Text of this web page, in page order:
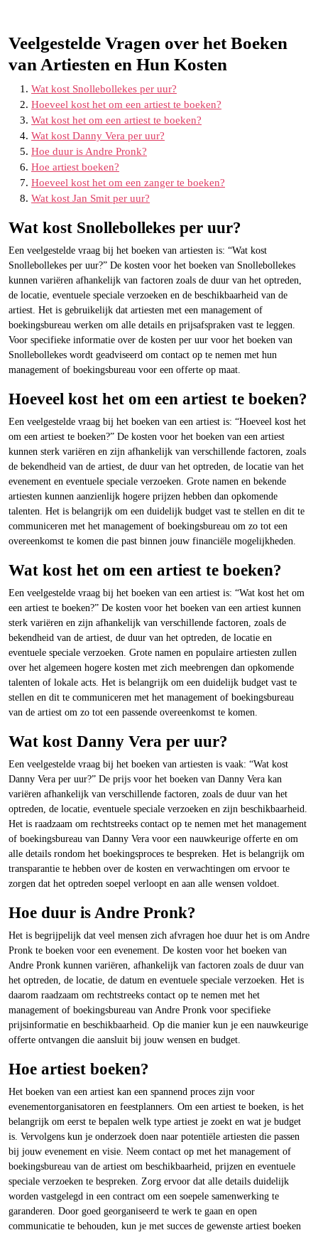
Veelgestelde Vragen over het Boeken
van Artiesten en Hun Kosten
Wat kost Snollebollekes per uur?
Hoeveel kost het om een artiest te boeken?
Wat kost het om een artiest te boeken?
Wat kost Danny Vera per uur?
Hoe duur is Andre Pronk?
Hoe artiest boeken?
Hoeveel kost het om een zanger te boeken?
Wat kost Jan Smit per uur?
Wat kost Snollebollekes per uur?
Een veelgestelde vraag bij het boeken van artiesten is: “Wat kost
Snollebollekes per uur?” De kosten voor het boeken van Snollebollekes
kunnen variëren afhankelijk van factoren zoals de duur van het optreden,
de locatie, eventuele speciale verzoeken en de beschikbaarheid van de
artiest. Het is gebruikelijk dat artiesten met een management of
boekingsbureau werken om alle details en prijsafspraken vast te leggen.
Voor specifieke informatie over de kosten per uur voor het boeken van
Snollebollekes wordt geadviseerd om contact op te nemen met hun
management of boekingsbureau voor een offerte op maat.
Hoeveel kost het om een artiest te boeken?
Een veelgestelde vraag bij het boeken van een artiest is: “Hoeveel kost het
om een artiest te boeken?” De kosten voor het boeken van een artiest
kunnen sterk variëren en zijn afhankelijk van verschillende factoren, zoals
de bekendheid van de artiest, de duur van het optreden, de locatie van het
evenement en eventuele speciale verzoeken. Grote namen en bekende
artiesten kunnen aanzienlijk hogere prijzen hebben dan opkomende
talenten. Het is belangrijk om een duidelijk budget vast te stellen en dit te
communiceren met het management of boekingsbureau om zo tot een
overeenkomst te komen die past binnen jouw financiële mogelijkheden.
Wat kost het om een artiest te boeken?
Een veelgestelde vraag bij het boeken van een artiest is: “Wat kost het om
een artiest te boeken?” De kosten voor het boeken van een artiest kunnen
sterk variëren en zijn afhankelijk van verschillende factoren, zoals de
bekendheid van de artiest, de duur van het optreden, de locatie en
eventuele speciale verzoeken. Grote namen en populaire artiesten zullen
over het algemeen hogere kosten met zich meebrengen dan opkomende
talenten of lokale acts. Het is belangrijk om een duidelijk budget vast te
stellen en dit te communiceren met het management of boekingsbureau
van de artiest om zo tot een passende overeenkomst te komen.
Wat kost Danny Vera per uur?
Een veelgestelde vraag bij het boeken van artiesten is vaak: “Wat kost
Danny Vera per uur?” De prijs voor het boeken van Danny Vera kan
variëren afhankelijk van verschillende factoren, zoals de duur van het
optreden, de locatie, eventuele speciale verzoeken en zijn beschikbaarheid.
Het is raadzaam om rechtstreeks contact op te nemen met het management
of boekingsbureau van Danny Vera voor een nauwkeurige offerte en om
alle details rondom het boekingsproces te bespreken. Het is belangrijk om
transparantie te hebben over de kosten en verwachtingen om ervoor te
zorgen dat het optreden soepel verloopt en aan alle wensen voldoet.
Hoe duur is Andre Pronk?
Het is begrijpelijk dat veel mensen zich afvragen hoe duur het is om Andre
Pronk te boeken voor een evenement. De kosten voor het boeken van
Andre Pronk kunnen variëren, afhankelijk van factoren zoals de duur van
het optreden, de locatie, de datum en eventuele speciale verzoeken. Het is
daarom raadzaam om rechtstreeks contact op te nemen met het
management of boekingsbureau van Andre Pronk voor specifieke
prijsinformatie en beschikbaarheid. Op die manier kun je een nauwkeurige
offerte ontvangen die aansluit bij jouw wensen en budget.
Hoe artiest boeken?
Het boeken van een artiest kan een spannend proces zijn voor
evenementorganisatoren en feestplanners. Om een artiest te boeken, is het
belangrijk om eerst te bepalen welk type artiest je zoekt en wat je budget
is. Vervolgens kun je onderzoek doen naar potentiële artiesten die passen
bij jouw evenement en visie. Neem contact op met het management of
boekingsbureau van de artiest om beschikbaarheid, prijzen en eventuele
speciale verzoeken te bespreken. Zorg ervoor dat alle details duidelijk
worden vastgelegd in een contract om een soepele samenwerking te
garanderen. Door goed georganiseerd te werk te gaan en open
communicatie te behouden, kun je met succes de gewenste artiest boeken